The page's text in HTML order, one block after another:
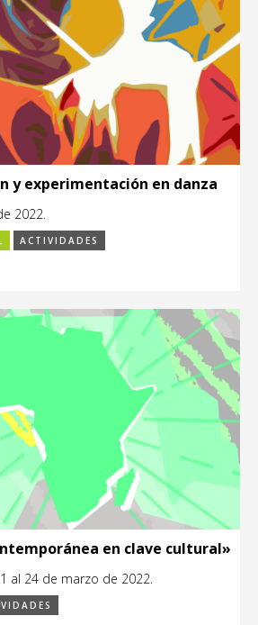
y experimentación en danza
2022.
ACTIVIDADES
en clave cultural»
al 24 de marzo de 2022.